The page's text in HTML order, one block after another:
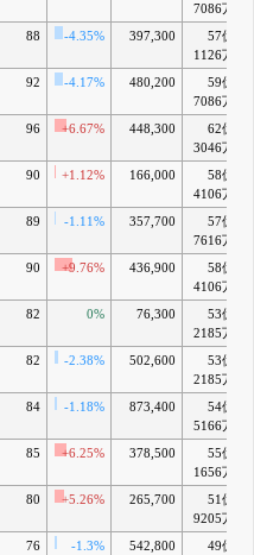
ターラボCEO
「Brazil
Japan
Forum
H
9:00 モンスタ
ロダクト事業
再定義を担う
2部門を新設
長に向けた基
盤を確立
I
16:00 (訂正・
正)「2025年
(連結)」の一
て
16:00 財務報
統制の開示す
7086万
88 -4.35% 397,300
57億
1126万
92 -4.17% 480,200
59億
7086万
96 +6.67% 448,300
62億
3046万
90 +1.12% 166,000
58億
4106万
89 -1.11% 357,700
57億
7616万
90 +9.76% 436,900
58億
4106万
82 0% 76,300
53億
2185万
82 -2.38% 502,600
53億
2185万
84 -1.18% 873,400
54億
5166万
85 +6.25% 378,500
55億
1656万
80 +5.26% 265,700
51億
9205万
76 -1.3% 542,800
49億